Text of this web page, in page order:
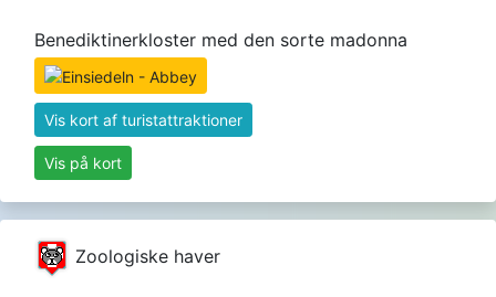
Benediktinerkloster med den sorte madonna
Vis kort af turistattraktioner
Vis på kort
Zoologiske haver